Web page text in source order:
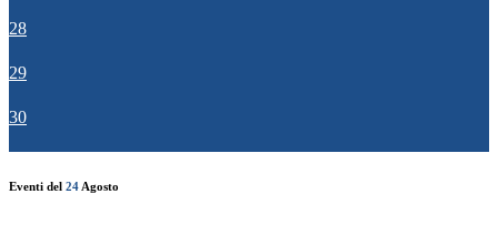
28
29
30
Eventi del 24 Agosto